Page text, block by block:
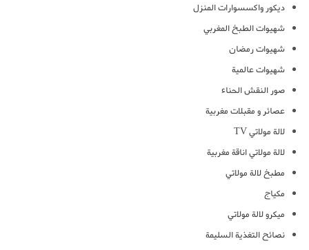
ديكور واكسسوارات المنزل
شهيوات الطبخ المغربي
شهيوات رمضان
شهيوات عالمية
صور النقش الحناء
عصائر و مقبلات مغربية
لالة مولاتي TV
لالة مولاتي اناقة مغربية
مطبخ لالة مولاتي
مكياج
ميكرو لالة مولاتي
نصائح التغذية السليمة